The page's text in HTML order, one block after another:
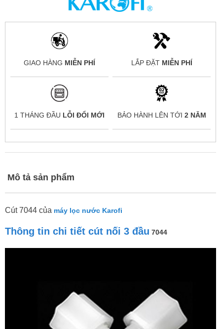
GIAO HÀNG MIỄN PHÍ LẮP ĐẶT MIỄN PHÍ
1 THÁNG ĐẦU LỖI ĐỔI MỚI BẢO HÀNH LÊN TỚI 2 NĂM
Mô tả sản phẩm
Cút 7044 của máy lọc nước Karofi
Thông tin chi tiết cút nối 3 đầu 7044